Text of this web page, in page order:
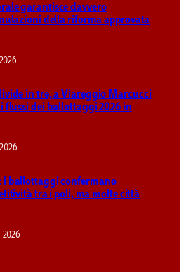
garantisce davvero
della riforma approvata
in tre, a Viareggio Marcucci
flussi dei ballottaggi 2026 in
i ballottaggi confermano
tra i poli, ma molte città
2026